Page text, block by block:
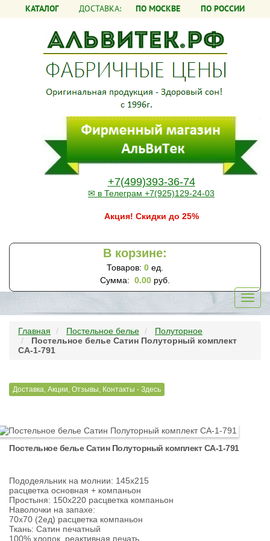
КАТАЛОГ ДОСТАВКА: ПО МОСКВЕ ПО РОССИИ
+7(499)393-36-74
✉ в Телеграм +7(925)129-24-03
Акция! Скидки до 25%
В корзине:
Товаров: 0 ед.
Сумма: 0.00 руб.
Главная Постельное белье
Полуторное
Постельное белье Сатин Полуторный комплект
CA-1-791
Доставка, Акции, Отзывы, Контакты - Здесь
Постельное белье Сатин Полуторный комплект CA-1-791
Пододеяльник на молнии: 145х215
расцветка основная + компаньон
Простыня: 150х220 расцветка компаньон
Наволочки на запахе:
70х70 (2ед) расцветка компаньон
Ткань: Сатин печатный
100% хлопок, реактивная печать